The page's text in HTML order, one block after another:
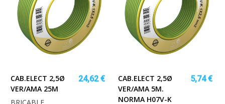
CAB.ELECT 2,5Ø
VER/AMA 25M
24,62 €
CAB.ELECT 2,5Ø
VER/AMA 5M.
NORMA H07V-K
5,74 €